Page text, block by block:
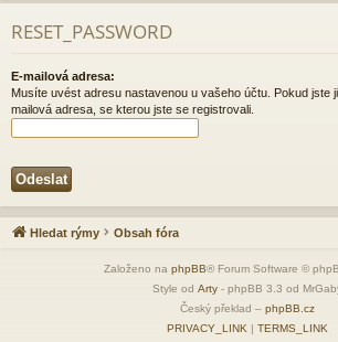
RESET_PASSWORD
E-mailová adresa:
Musíte uvést adresu nastavenou u vašeho účtu. Pokud jste
mailová adresa, se kterou jste se registrovali.
Hledat rýmy Obsah fóra
Založeno na phpBB® Forum Software ©
Style od Arty - phpBB 3.3 od
Český překlad – phpBB.cz
PRIVACY_LINK | TERMS_LINK